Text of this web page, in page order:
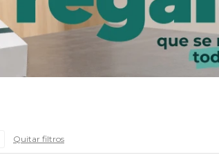
Quitar filtros